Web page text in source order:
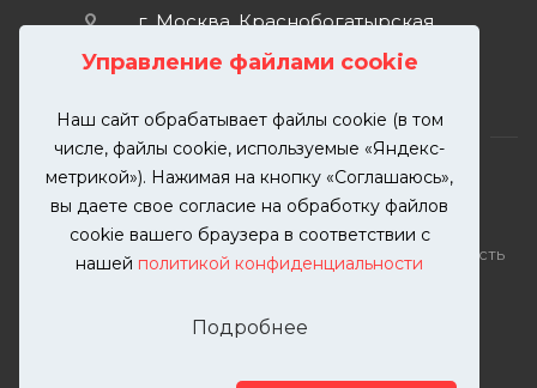
Управление файлами cookie
Наш сайт обрабатывает файлы cookie (в том
числе, файлы cookie, используемые «Яндекс-
метрикой»). Нажимая на кнопку «Соглашаюсь»,
вы даете свое согласие на обработку файлов
cookie вашего браузера в соответствии с
нашей политикой конфиденциальности
Подробнее
г. Москва, Краснобогатырская
2026 © KUTUZOVV | Кузовной ремонт и покраска
автомобилей. Вся информация на сайте – собственность
разрешения запрещена. Все права защищены.